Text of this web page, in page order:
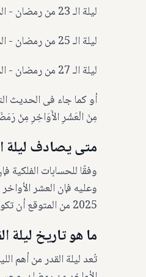
ليلة الـ 23 من رمضان - الموافق يوم 23 مارس 2025
ليلة الـ 25 من رمضان - الموافق يوم 25 مارس 2025
ليلة الـ 27 من رمضان - الموافق يوم 27 مارس 2025
أو كما جاء فى الحديث
مِنَ الْعَشْرِ الأَوَاخِرِ مِنْ
متى يصادف ليلة
2025 من المتوقع أن تكون ليلة 27 مارس، وهي ليلة السابعة والعشرين من رمضان. وبالتالي تكون بالتاريخ الهجري.
ما هو تاريخ ليلة القدر 2025؟ بالمملكة
تُعد ليلة القدر من أهم